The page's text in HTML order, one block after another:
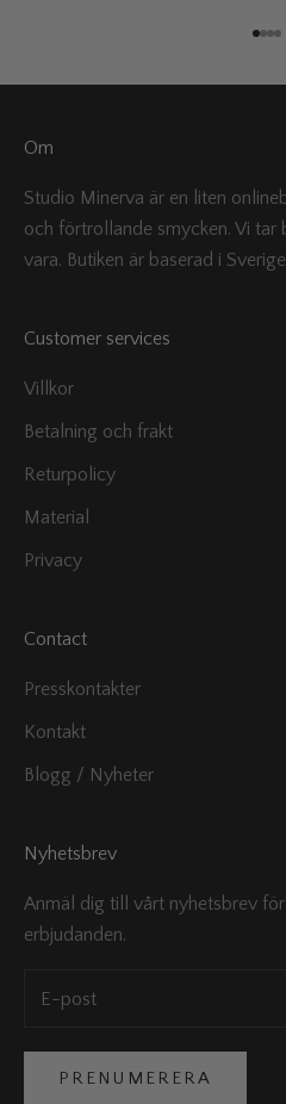
GåGå
Om
Studio Minerva är en liten
och förtrollande smycken. Vi tar
vara. Butiken är baserad i
Customer services
Villkor
Betalning och frakt
Returpolicy
Material
Privacy
Contact
Presskontakter
Kontakt
Blogg / Nyheter
Nyhetsbrev
Anmäl dig till vårt nyhetsbrev
erbjudanden.
PRENUMERERA